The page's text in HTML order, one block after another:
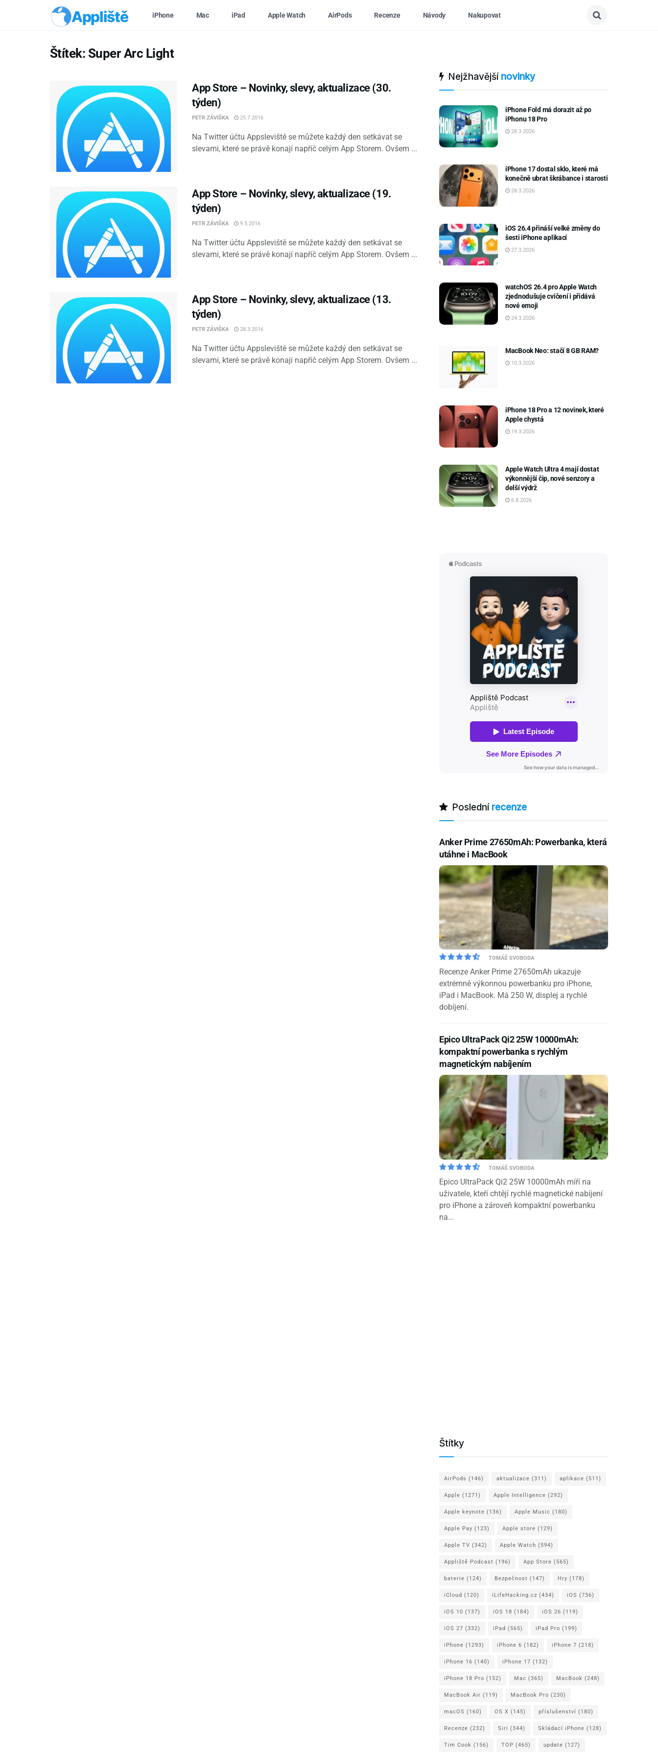
Appliště iPhone Mac iPad Apple Watch AirPods Recenze Návody Nakupovat
Štítek: Super Arc Light
App Store – Novinky, slevy, aktualizace (30.
týden)
PETR ZÁVIŠKA 25.7.2016
Na Twitter účtu Appsleviště se můžete každý den setkávat se
slevami, které se právě konají napříč celým App Storem. Ovšem ...
App Store – Novinky, slevy, aktualizace (19.
týden)
PETR ZÁVIŠKA 9.5.2016
Na Twitter účtu Appsleviště se můžete každý den setkávat se
slevami, které se právě konají napříč celým App Storem. Ovšem ...
App Store – Novinky, slevy, aktualizace (13.
týden)
PETR ZÁVIŠKA 28.3.2016
Na Twitter účtu Appsleviště se můžete každý den setkávat se
slevami, které se právě konají napříč celým App Storem. Ovšem ...
Nejžhavějšínovinky
iPhone Fold má dorazit až po
iPhonu 18 Pro
28.3.2026
iPhone 17 dostal sklo, které má
konečně ubrat škrábance i starosti
28.3.2026
iOS 26.4 přináší velké změny do
šesti iPhone aplikací
27.3.2026
watchOS 26.4 pro Apple Watch
zjednodušuje cvičení i přidává
nové emoji
24.3.2026
MacBook Neo: stačí 8 GB RAM?
10.3.2026
iPhone 18 Pro a 12 novinek, které
Apple chystá
19.3.2026
Apple Watch Ultra 4 mají dostat
výkonnější čip, nové senzory a
delší výdrž
6.8.2026
Poslední recenze
Anker Prime 27650mAh: Powerbanka, která
utáhne i MacBook
TOMÁŠ SVOBODA
Recenze Anker Prime 27650mAh ukazuje
extrémně výkonnou powerbanku pro iPhone,
iPad i MacBook. Má 250 W, displej a rychlé
dobíjení.
Epico UltraPack Qi2 25W 10000mAh:
kompaktní powerbanka s rychlým
magnetickým nabíjením
TOMÁŠ SVOBODA
Epico UltraPack Qi2 25W 10000mAh míří na
uživatele, kteří chtějí rychlé magnetické nabíjení
pro iPhone a zároveň kompaktní powerbanku
na...
Štítky
AirPods (146) aktualizace (311) aplikace (511)
Apple (1271) Apple Intelligence (292)
Apple keynote (136) Apple Music (180)
Apple Pay (123) Apple store (129)
Apple TV (342) Apple Watch (594)
Appliště Podcast (196) App Store (565)
baterie (124) Bezpečnost (147) Hry (178)
iCloud (120) iLifeHacking.cz (434) iOS (736)
iOS 10 (137) iOS 18 (184) iOS 26 (119)
iOS 27 (332) iPad (565) iPad Pro (199)
iPhone (1293) iPhone 6 (182) iPhone 7 (218)
iPhone 16 (140) iPhone 17 (132)
iPhone 18 Pro (152) Mac (365) MacBook (248)
MacBook Air (119) MacBook Pro (230)
macOS (160) OS X (145) příslušenství (180)
Recenze (232) Siri (344) Skládací iPhone (128)
Tim Cook (156) TOP (465) update (127)